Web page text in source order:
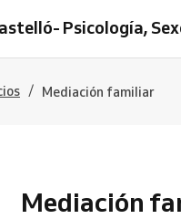
Psicología,
/ Mediación familiar
Mediación